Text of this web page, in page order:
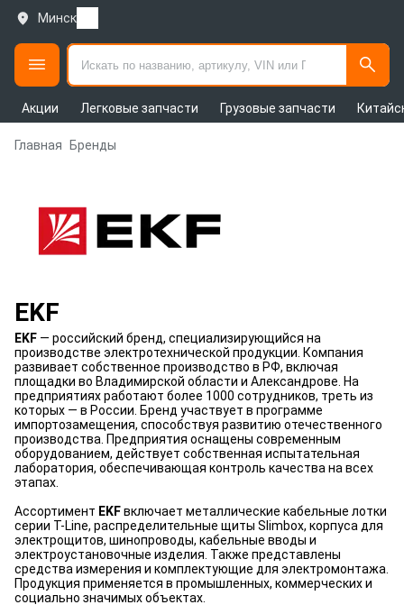
Минск
Акции Легковые запчасти Грузовые запчасти
Главная Бренды
EKF
EKF — российский бренд, специализирующийся на
производстве электротехнической продукции. Компания
развивает собственное производство в РФ, включая
площадки во Владимирской области и Александрове. На
предприятиях работают более 1000 сотрудников, треть из
которых — в России. Бренд участвует в программе
импортозамещения, способствуя развитию отечественного
производства. Предприятия оснащены современным
оборудованием, действует собственная испытательная
лаборатория, обеспечивающая контроль качества на всех
этапах.
Ассортимент EKFвключает металлические кабельные лотки
серии T-Line, распределительные щиты Slimbox, корпуса для
электрощитов, шинопроводы, кабельные вводы и
электроустановочные изделия. Также представлены
средства измерения и комплектующие для электромонтажа.
Продукция применяется в промышленных, коммерческих и
социально значимых объектах.